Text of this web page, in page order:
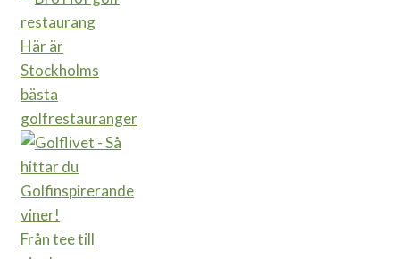
Här är
Stockholms
bästa
golfrestauranger
Från tee till